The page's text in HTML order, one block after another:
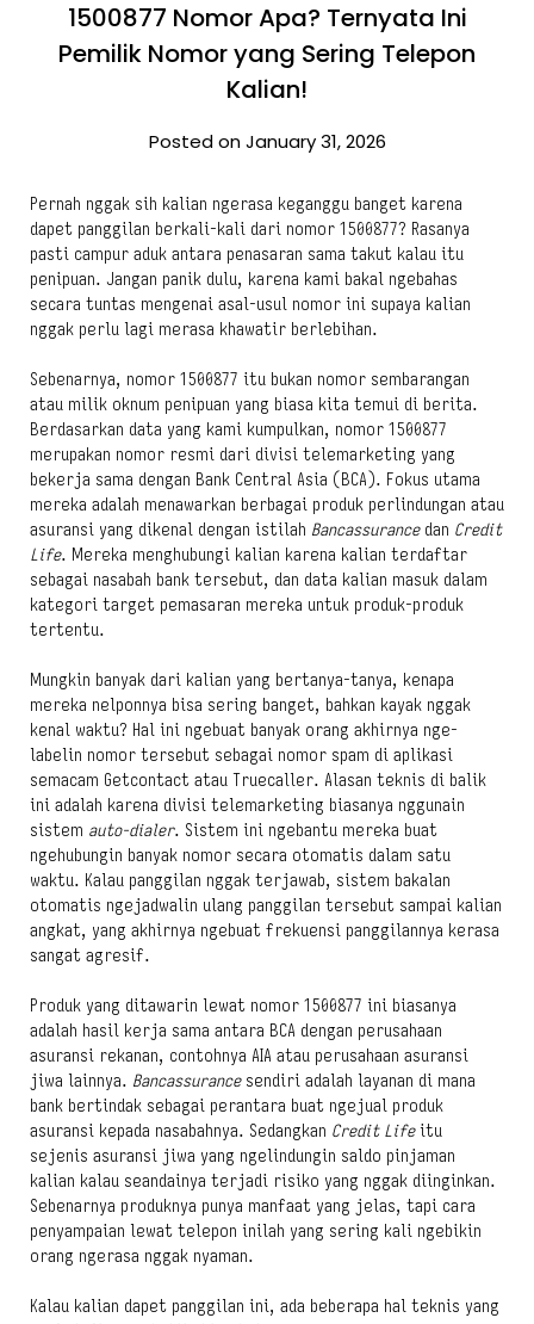
1500877 Nomor Apa? Ternyata Ini
Pemilik Nomor yang Sering Telepon
Kalian!
Posted on January 31, 2026
Pernah nggak sih kalian ngerasa keganggu banget karena
dapet panggilan berkali-kali dari nomor 1500877? Rasanya
pasti campur aduk antara penasaran sama takut kalau itu
penipuan. Jangan panik dulu, karena kami bakal ngebahas
secara tuntas mengenai asal-usul nomor ini supaya kalian
nggak perlu lagi merasa khawatir berlebihan.
Sebenarnya, nomor 1500877 itu bukan nomor sembarangan
atau milik oknum penipuan yang biasa kita temui di berita.
Berdasarkan data yang kami kumpulkan, nomor 1500877
merupakan nomor resmi dari divisi telemarketing yang
bekerja sama dengan Bank Central Asia (BCA). Fokus utama
mereka adalah menawarkan berbagai produk perlindungan atau
asuransi yang dikenal dengan istilah Bancassurancedan Credit
Life. Mereka menghubungi kalian karena kalian terdaftar
sebagai nasabah bank tersebut, dan data kalian masuk dalam
kategori target pemasaran mereka untuk produk-produk
tertentu.
Mungkin banyak dari kalian yang bertanya-tanya, kenapa
mereka nelponnya bisa sering banget, bahkan kayak nggak
kenal waktu? Hal ini ngebuat banyak orang akhirnya nge-
labelin nomor tersebut sebagai nomor spam di aplikasi
semacam Getcontact atau Truecaller. Alasan teknis di balik
ini adalah karena divisi telemarketing biasanya nggunain
sistem auto-dialer. Sistem ini ngebantu mereka buat
ngehubungin banyak nomor secara otomatis dalam satu
waktu. Kalau panggilan nggak terjawab, sistem bakalan
otomatis ngejadwalin ulang panggilan tersebut sampai kalian
angkat, yang akhirnya ngebuat frekuensi panggilannya kerasa
sangat agresif.
Produk yang ditawarin lewat nomor 1500877 ini biasanya
adalah hasil kerja sama antara BCA dengan perusahaan
asuransi rekanan, contohnya AIA atau perusahaan asuransi
jiwa lainnya. Bancassurancesendiri adalah layanan di mana
bank bertindak sebagai perantara buat ngejual produk
asuransi kepada nasabahnya. Sedangkan Credit Lifeitu
sejenis asuransi jiwa yang ngelindungin saldo pinjaman
kalian kalau seandainya terjadi risiko yang nggak diinginkan.
Sebenarnya produknya punya manfaat yang jelas, tapi cara
penyampaian lewat telepon inilah yang sering kali ngebikin
orang ngerasa nggak nyaman.
Kalau kalian dapet panggilan ini, ada beberapa hal teknis yang